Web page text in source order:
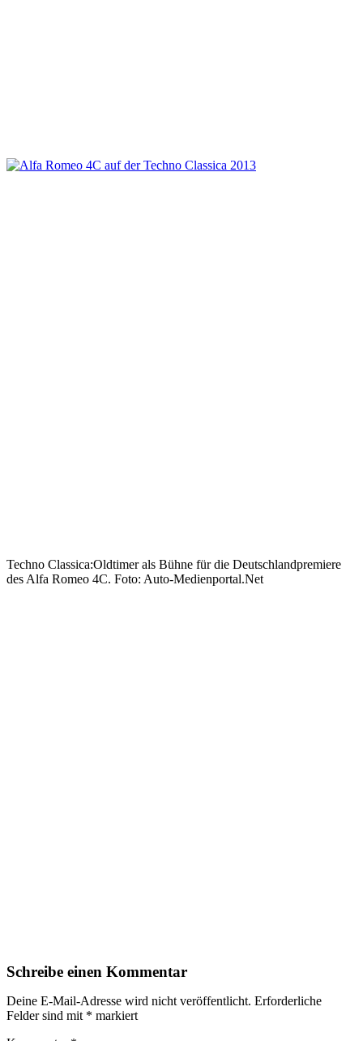
Techno Classica:Oldtimer als Bühne für die Deutschlandpremiere
des Alfa Romeo 4C. Foto: Auto-Medienportal.Net
Schreibe einen Kommentar
Deine E-Mail-Adresse wird nicht veröffentlicht. Erforderliche
Felder sind mit * markiert